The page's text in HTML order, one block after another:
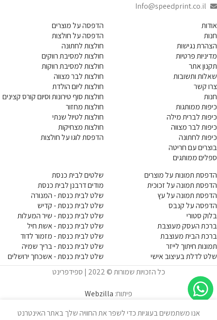
Info@speedprint.co.il
אודות
חנות
הצהרת נגישות
מדיניות פרטיות
תקנון אתר
שאלות ותשובות
צרו קשר
חנות
כיפות ממותגות
כיפות לברית מילה
כיפות לבר מצווה
כיפות לחתונה
בוצרים עם חריטה
ספלים ממותגים
הדפסה על מוצרים
הדפסה על חולצות
חולצות לחתונה
חולצות למסיבת רווקים
חולצות למסיבת רווקות
חולצות לבר מצווה
חולצות ליום הולדת
חולצות סוף טירונות וסיום קורס קצינים
חולצות מחזור
חולצות לטיול שנתי
חולצות מצחיקות
הדפסת לוגו על חולצות
הדפסת תמונות על מוצרים
הדפסת תמונה על זכוכית
הדפסת תמונה על עץ
הדפסה על קנבס
בלוק סטורי
ברכת העסק מעוצבת
ברכת הבית מעוצבת
תמונות חיתוך לייזר
שלט לדלת בעיצוב אישי
שלטים לבית כנסת
מודים דרבנן לבית כנסת
שלט לבית כנסת - המנורה
שלט לבית כנסת - קדיש
שלט לבית כנסת - שיר המעלות
שלט לבית כנסת - אשת חיל
שלט לבית כנסת - מזמור לדוד
שלט לבית כנסת - בריך שמיה
שלט לבית כנסת - אשכחך ירושלים
כל הזכויות שמורות © 2022 | ספידפרינט
פיתוח: Webzilla
אנו משתמשים בעוגיות כדי לשפר את החוויה שלך באתר האינטרנט